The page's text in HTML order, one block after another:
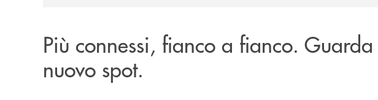
Più connessi, fianco a fianco.
nuovo spot.